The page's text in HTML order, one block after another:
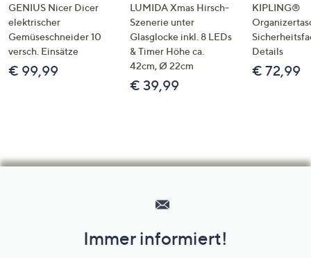
GENIUS Nicer Dicer
elektrischer
Gemüseschneider 10
versch. Einsätze
€ 99,99
LUMIDA Xmas Hirsch-
Szenerie unter
Glasglocke inkl. 8 LEDs
& Timer Höhe ca.
42cm, Ø 22cm
€ 39,99
KIPLING®
Details
€ 72,99
Unternehmensinformationen
Immer informiert!